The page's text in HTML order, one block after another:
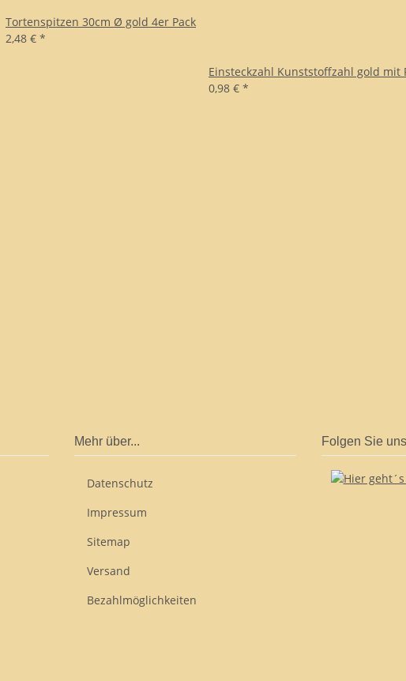
Tortenspitzen 30cm Ø gold 4er Pack
2,48 € *
Einsteckzahl Kunststoffzahl gold mit
0,98 € *
Mehr über...
Datenschutz
Impressum
Sitemap
Versand
Bezahlmöglichkeiten
Folgen Sie